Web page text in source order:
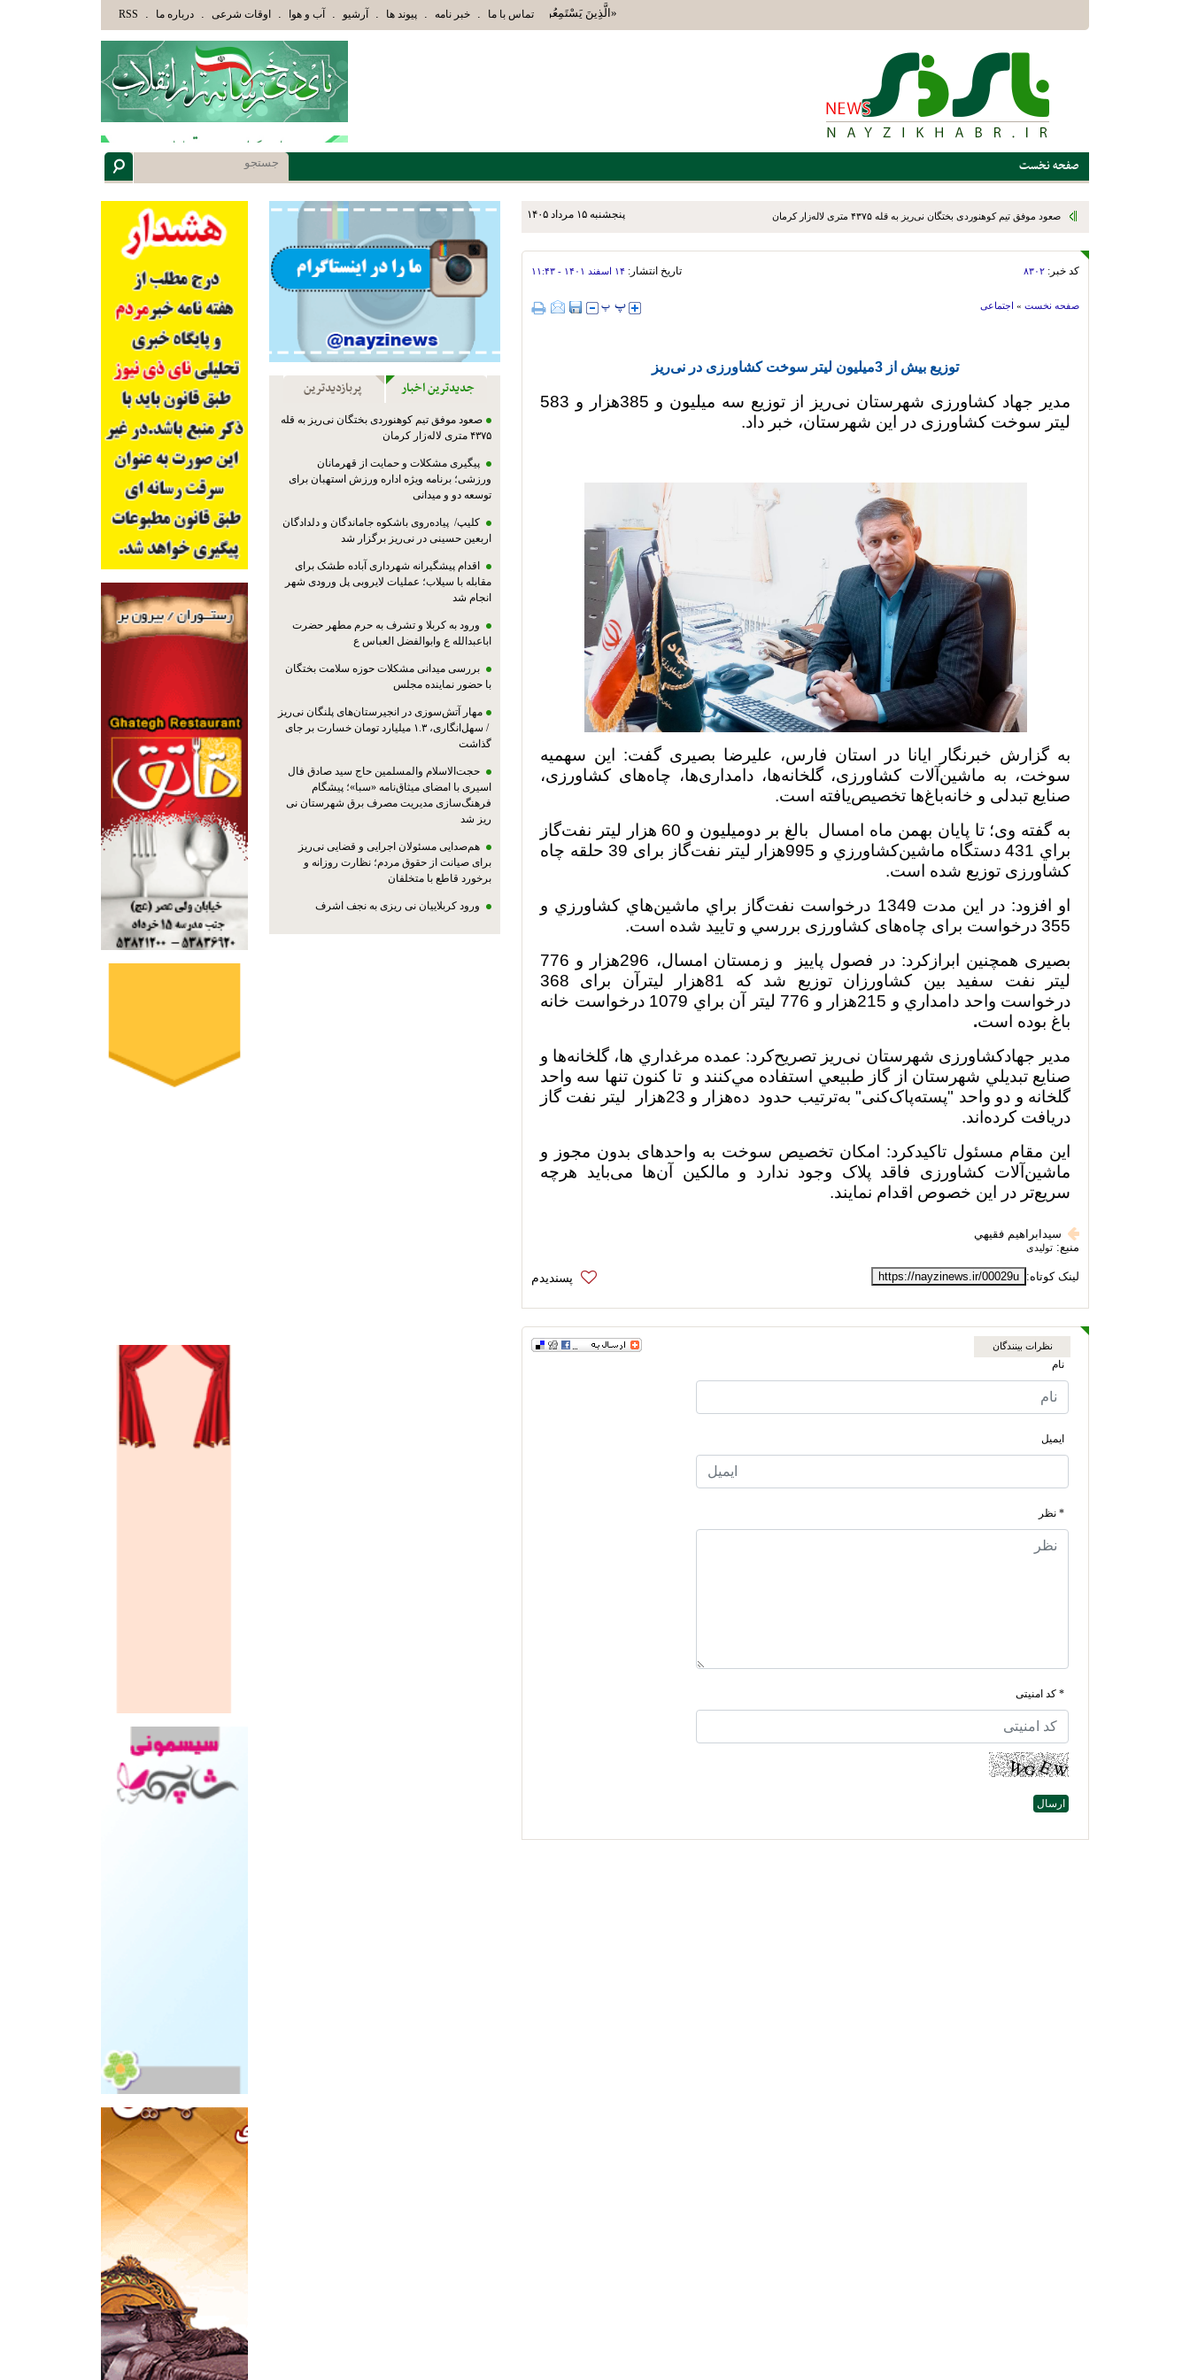
«الَّذِينَ يَسْتَمِعُونَ الْقَوْلَ فَيَتَّبِعُونَ أَحْسَنَهُ أُوْلَئِكَ الَّذِينَ هَدَاهُمُ اللَّهُ وَأُوْلَئِكَ هُمْ أُوْلُوا الْأَلْبَابِ» عاقلان هدایت یافته،حرفها را میشنوند و
تماس با ما . خبر نامه . پیوند ها . آرشیو . آب و هوا . اوقات شرعی . درباره ما .
RSS
صفحه نخست
پنجشنبه ۱۵ مرداد ۱۴۰۵ صعود موفق تیم کوهنوردی بختگان نی‌ریز به قله ۴۳۷۵ متری لاله‌زار کرمان
کد خبر: ۸۳۰۲ تاریخ انتشار: ۱۴ اسفند ۱۴۰۱ - ۱۱:۴۳
صفحه نخست » اجتماعی
توزیع بیش از 3میلیون لیتر سوخت کشاورزی در نی‌ریز
مدیر جهاد کشاورزی شهرستان نی‌ریز از توزیع سه میلیون و 385هزار و 583
لیتر سوخت کشاورزی در این شهرستان، خبر داد.
به گزارش خبرنگار ایانا در استان فارس، علیرضا بصیری گفت: این سهمیه
سوخت، به ماشین‌آلات کشاورزی، گلخانه‌ها، دامداری‌ها، چاه‌های کشاورزی،
صنایع تبدلی و خانه‌باغ‌ها تخصیص‌یافته است.
به گفته وی؛ تا پایان بهمن‌ ماه امسال بالغ بر دومیلیون و 60 هزار ليتر نفت‌گاز
براي 431 دستگاه ماشين‌كشاورزي و 995هزار لیتر نفت‌گاز برای 39 حلقه چاه
کشاورزی توزیع شده است.
او افزود: در این مدت 1349 درخواست نفت‌گاز براي ماشين‌هاي كشاورزي و
355 درخواست برای چاه‌های کشاورزی بررسي و تایيد شده است.
بصیری همچنین ابرازکرد: در فصول پاییز و زمستان امسال، 296هزار و 776
ليتر نفت سفید بین کشاورزان توزیع شد که 81هزار لیترآن برای 368
درخواست واحد دامداري و 215هزار و 776 ليتر آن براي 1079 درخواست خانه
باغ بوده است.
مدیر جهادکشاورزی شهرستان نی‌ریز تصریح‌کرد: عمده مرغداري ها، گلخانه‌ها و
صنايع تبديلي شهرستان از گاز طبيعي استفاده مي‌كنند و تا کنون تنها سه واحد
گلخانه و دو واحد "پسته‌پاک‌کنی" به‌ترتیب حدود ده‌هزار و 23هزار
ليتر نفت گاز
دريافت كرده‌اند.
این مقام مسئول تاکیدکرد: امکان تخصیص سوخت به واحدهای بدون مجوز و
ماشین‌آلات کشاورزی فاقد پلاک وجود ندارد و مالکین آن‌ها می‌باید هرچه
سریع‌تر در این خصوص اقدام نمایند.
سيدابراهيم فقيهي
منبع: تولیدی
لینک کوتاه: https://nayzinews.ir/00029u
نظرات بینندگان
نام
ایمیل
* نظر
* کد امنیتی
جدیدترین اخبار پربازدیدترین
صعود موفق تیم کوهنوردی بختگان نی‌ریز به قله
۴۳۷۵ متری لاله‌زار کرمان
پیگیری مشکلات و حمایت از قهرمانان
ورزشی؛ برنامه ویژه اداره ورزش استهبان برای
توسعه دو و میدانی
کلیپ/ پیاده‌روی باشکوه جاماندگان و دلدادگان
اربعین حسینی در نی‌ریز برگزار شد
اقدام پیشگیرانه شهرداری آباده طشک برای
مقابله با سیلاب؛ عملیات لایروبی پل ورودی شهر
انجام شد
ورود به کربلا و تشرف به حرم مطهر حضرت
اباعبدالله ع وابوالفضل العباس ع
بررسی میدانی مشکلات حوزه سلامت بختگان
با حضور نماینده مجلس
مهار آتش‌سوزی در انجیرستان‌های پلنگان نی‌ریز
/ سهل‌انگاری، ۱.۳ میلیارد تومان خسارت بر جای
گذاشت
حجت‌الاسلام والمسلمین حاج سید صادق فال
اسیری با امضای میثاق‌نامه «سبا»؛ پیشگام
فرهنگ‌سازی مدیریت مصرف برق شهرستان نی
ریز شد
هم‌صدایی مسئولان اجرایی و قضایی نی‌ریز
برای صیانت از حقوق مردم؛ نظارت روزانه و
برخورد قاطع با متخلفان
ورود کربلاییان نی ریزی به نجف اشرف